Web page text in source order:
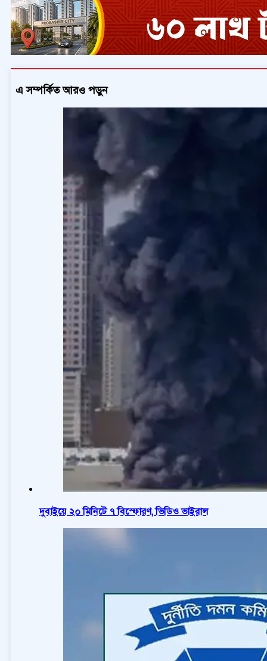
এ সম্পর্কিত আরও পড়ুন
দুবাইয়ে ২০ মিনিটে ৭ বিস্ফোরণ, ভিডিও ভাইরাল